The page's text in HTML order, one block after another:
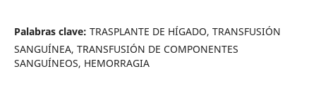
Palabras clave: TRASPLANTE DE HÍGADO, TRANSFUSIÓN
SANGUÍNEA, TRANSFUSIÓN DE COMPONENTES
SANGUÍNEOS, HEMORRAGIA